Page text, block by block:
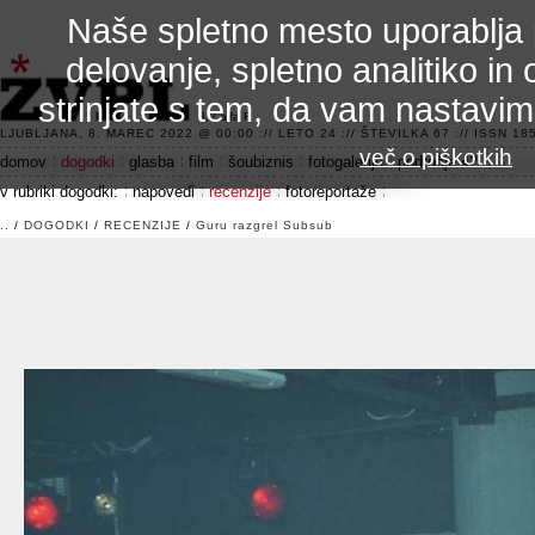
3.2 alfa R
LJUBLJANA, 8. MAREC 2022 @ 00:00 :// LETO 24 :// ŠTEVILKA 67 :// ISSN
domov dogodki glasba film šoubiznis fotogalerije
področje 42
v rubriki dogodki:
napovedi recenzije fotoreportaže
/ DOGODKI / RECENZIJE / Guru razgrel Subsub
Naše spletno mesto
delovanje, spletno analitiko in
strinjate s tem, da vam
več o piškotkih